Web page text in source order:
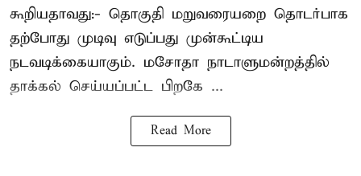
கூறியதாவது:- தொகுதி மறுவரையறை தொடர்பாக
தற்போது முடிவு எடுப்பது முன்கூட்டிய
நடவடிக்கையாகும். மசோதா நாடாளுமன்றத்தில்
தாக்கல் செய்யப்பட்ட பிறகே ...
Read More